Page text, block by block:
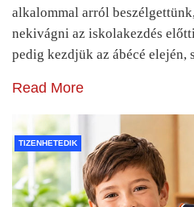
alkalommal arról
nekivágni az iskolakezdés
pedig kezdjük az ábécé elején,
Read More
TIZENHETEDIK